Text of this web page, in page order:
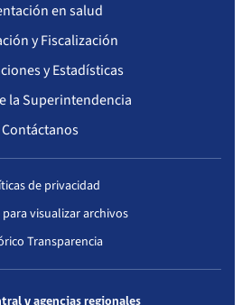
en salud
y Fiscalización
y Estadísticas
la Superintendencia
Contáctanos
de privacidad
visualizar archivos
Transparencia
y agencias regionales